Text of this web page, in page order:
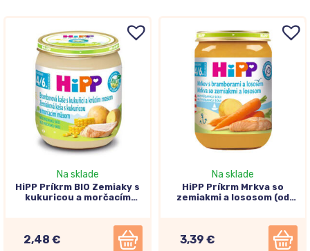
Na sklade
HiPP Príkrm BIO Zemiaky s
kukuricou a morčacím
2,48 €
Na sklade
HiPP Príkrm Mrkva so
zemiakmi a lososom (od
3,39 €